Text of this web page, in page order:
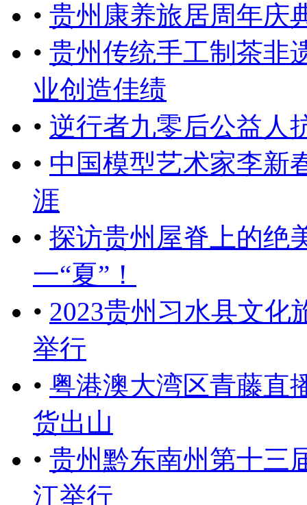
• 贵州康养旅居周年庆
• 贵州传统手工制茶非
业创造佳绩
• 逆行者九零后公益人
• 中国模型艺术家李新
涯
• 探访贵州屋脊上的绝
一“夏”！
• 2023贵州习水县文化
举行
• 粤港澳大湾区青藤直
货出山
• 贵州黔东南州第十三
江举行